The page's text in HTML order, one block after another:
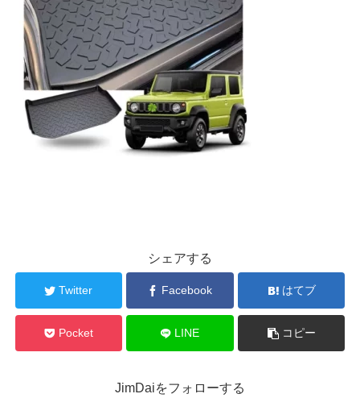
シェアする
Twitter Facebook はてブ
Pocket LINE コピー
JimDaiをフォローする